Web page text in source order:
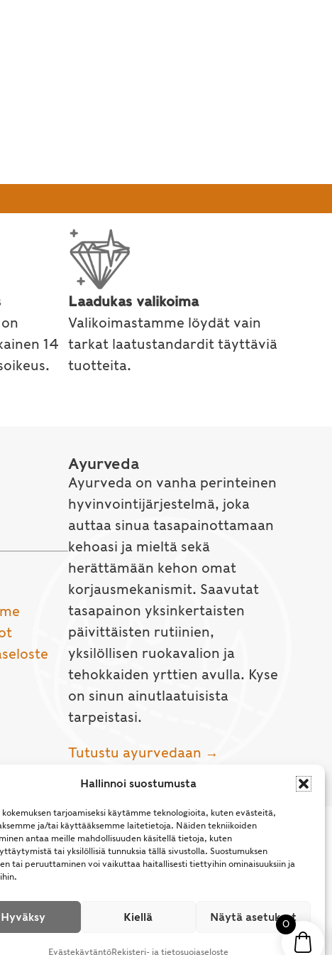
Hallinnoi suostumusta
kokemuksen tarjoamiseksi käytämme teknologioita, kuten evästeitä,
ja/tai käyttääksemme laitetietoja. Näiden tekniikoiden
antaa meille mahdollisuuden käsitellä tietoja, kuten
tai yksilöllisiä tunnuksia tällä sivustolla. Suostumuksen
tai peruuttaminen voi vaikuttaa haitallisesti tiettyihin ominaisuuksiin ja
Hyväksy Kiellä Näytä asetukset
EvästekäytäntöRekisteri- ja tietosuojaseloste
14
Laadukas valikoima
Valikoimastamme löydät vain
tarkat laatustandardit täyttäviä
tuotteita.
Ayurveda
Ayurveda on vanha perinteinen
hyvinvointijärjestelmä, joka
auttaa sinua tasapainottamaan
kehoasi ja mieltä sekä
herättämään kehon omat
korjausmekanismit. Saavutat
tasapainon yksinkertaisten
päivittäisten rutiinien,
yksilöllisen ruokavalion ja
tehokkaiden yrttien avulla. Kyse
on sinun ainutlaatuisista
tarpeistasi.
Tutustu ayurvedaan →
Rights Reserved.
0